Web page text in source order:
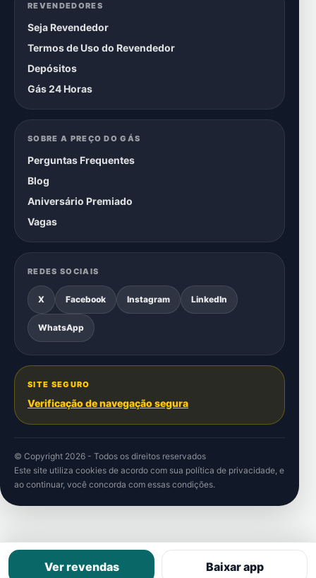
REVENDEDORES
Seja Revendedor
Termos de Uso do Revendedor
Depósitos
Gás 24 Horas
SOBRE A PREÇO DO GÁS
Perguntas Frequentes
Blog
Aniversário Premiado
Vagas
REDES SOCIAIS
X Facebook Instagram LinkedIn
WhatsApp
SITE SEGURO
Verificação de navegação segura
© Copyright 2026 - Todos os direitos reservados
Este site utiliza cookies de acordo com sua política de privacidade, e
ao continuar, você concorda com essas condições.
Ver revendas Baixar app